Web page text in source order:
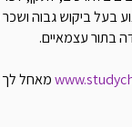
בעל ביקוש גבוה
בתור עצמאיים.
מאחל לך